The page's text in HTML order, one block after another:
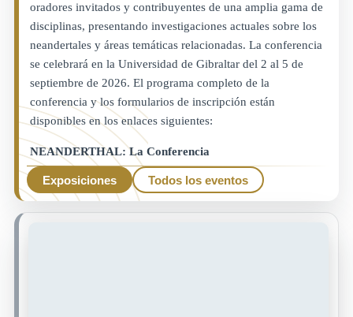
oradores invitados y contribuyentes de una amplia gama de
disciplinas, presentando investigaciones actuales sobre los
neandertales y áreas temáticas relacionadas. La conferencia
se celebrará en la Universidad de Gibraltar del 2 al 5 de
septiembre de 2026. El programa completo de la
conferencia y los formularios de inscripción están
disponibles en los enlaces siguientes:
NEANDERTHAL: La Conferencia
Exposiciones Todos los eventos